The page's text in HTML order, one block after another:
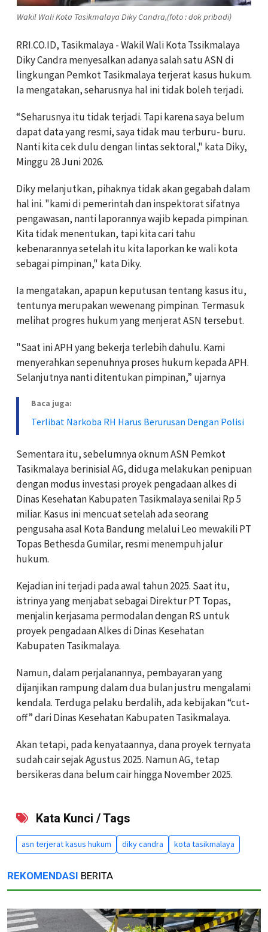
Wakil Wali Kota Tasikmalaya Diky Candra,(foto : dok pribadi)
RRI.CO.ID, Tasikmalaya - Wakil Wali Kota Tssikmalaya
Diky Candra menyesalkan adanya salah satu ASN di
lingkungan Pemkot Tasikmalaya terjerat kasus hukum.
Ia mengatakan, seharusnya hal ini tidak boleh terjadi.
“Seharusnya itu tidak terjadi. Tapi karena saya belum
dapat data yang resmi, saya tidak mau terburu- buru.
Nanti kita cek dulu dengan lintas sektoral," kata Diky,
Minggu 28 Juni 2026.
Diky melanjutkan, pihaknya tidak akan gegabah dalam
hal ini. "kami di pemerintah dan inspektorat sifatnya
pengawasan, nanti laporannya wajib kepada pimpinan.
Kita tidak menentukan, tapi kita cari tahu
kebenarannya setelah itu kita laporkan ke wali kota
sebagai pimpinan," kata Diky.
Ia mengatakan, apapun keputusan tentang kasus itu,
tentunya merupakan wewenang pimpinan. Termasuk
melihat progres hukum yang menjerat ASN tersebut.
"Saat ini APH yang bekerja terlebih dahulu. Kami
menyerahkan sepenuhnya proses hukum kepada APH.
Selanjutnya nanti ditentukan pimpinan,” ujarnya
Baca juga:
Terlibat Narkoba RH Harus Berurusan Dengan Polisi
Sementara itu, sebelumnya oknum ASN Pemkot
Tasikmalaya berinisial AG, diduga melakukan penipuan
dengan modus investasi proyek pengadaan alkes di
Dinas Kesehatan Kabupaten Tasikmalaya senilai Rp 5
miliar. Kasus ini mencuat setelah ada seorang
pengusaha asal Kota Bandung melalui Leo mewakili PT
Topas Bethesda Gumilar, resmi menempuh jalur
hukum.
Kejadian ini terjadi pada awal tahun 2025. Saat itu,
istrinya yang menjabat sebagai Direktur PT Topas,
menjalin kerjasama permodalan dengan RS untuk
proyek pengadaan Alkes di Dinas Kesehatan
Kabupaten Tasikmalaya.
Namun, dalam perjalanannya, pembayaran yang
dijanjikan rampung dalam dua bulan justru mengalami
kendala. Terduga pelaku berdalih, ada kebijakan “cut-
off” dari Dinas Kesehatan Kabupaten Tasikmalaya.
Akan tetapi, pada kenyataannya, dana proyek ternyata
sudah cair sejak Agustus 2025. Namun AG, tetap
bersikeras dana belum cair hingga November 2025.
Kata Kunci / Tags
asn terjerat kasus hukum diky candra kota tasikmalaya
REKOMENDASI BERITA